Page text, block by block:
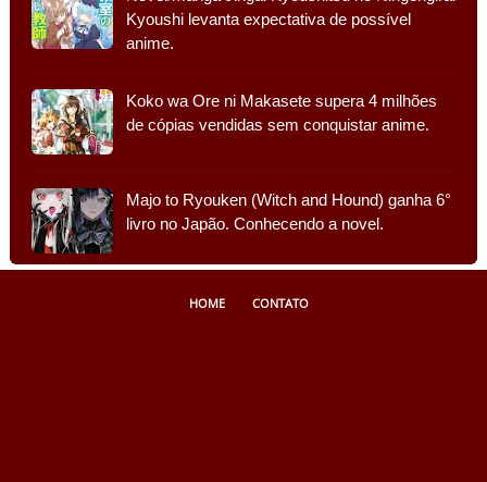
Kyoushi levanta expectativa de possível
anime.
Koko wa Ore ni Makasete supera 4 milhões
de cópias vendidas sem conquistar anime.
Majo to Ryouken (Witch and Hound) ganha 6°
livro no Japão. Conhecendo a novel.
HOME CONTATO